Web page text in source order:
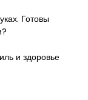
Готовы
и здоровье